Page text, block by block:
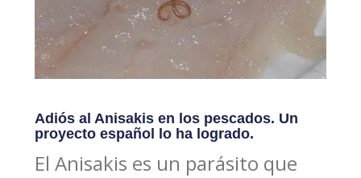
Adiós al Anisakis en los pescados. Un
proyecto español lo ha logrado.
El Anisakis es un parásito que